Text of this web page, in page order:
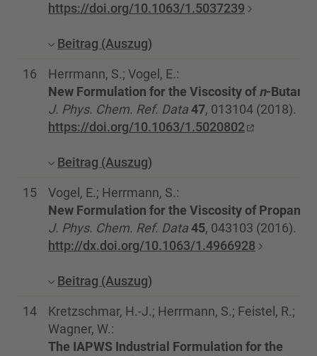
https://doi.org/10.1063/1.5037239
Beitrag (Auszug)
16
Herrmann, S.; Vogel, E.:
New Formulation for the Viscosity ofn-Butane.
J. Phys. Chem. Ref. Data47, 013104 (2018).
https://doi.org/10.1063/1.5020802
Beitrag (Auszug)
15
Vogel, E.; Herrmann, S.:
New Formulation for the Viscosity of Propane
J. Phys. Chem. Ref. Data45, 043103 (2016).
http://dx.doi.org/10.1063/1.4966928
Beitrag (Auszug)
14
Kretzschmar, H.-J.; Herrmann, S.; Feistel, R.;
Wagner, W.:
The IAPWS Industrial Formulation for the